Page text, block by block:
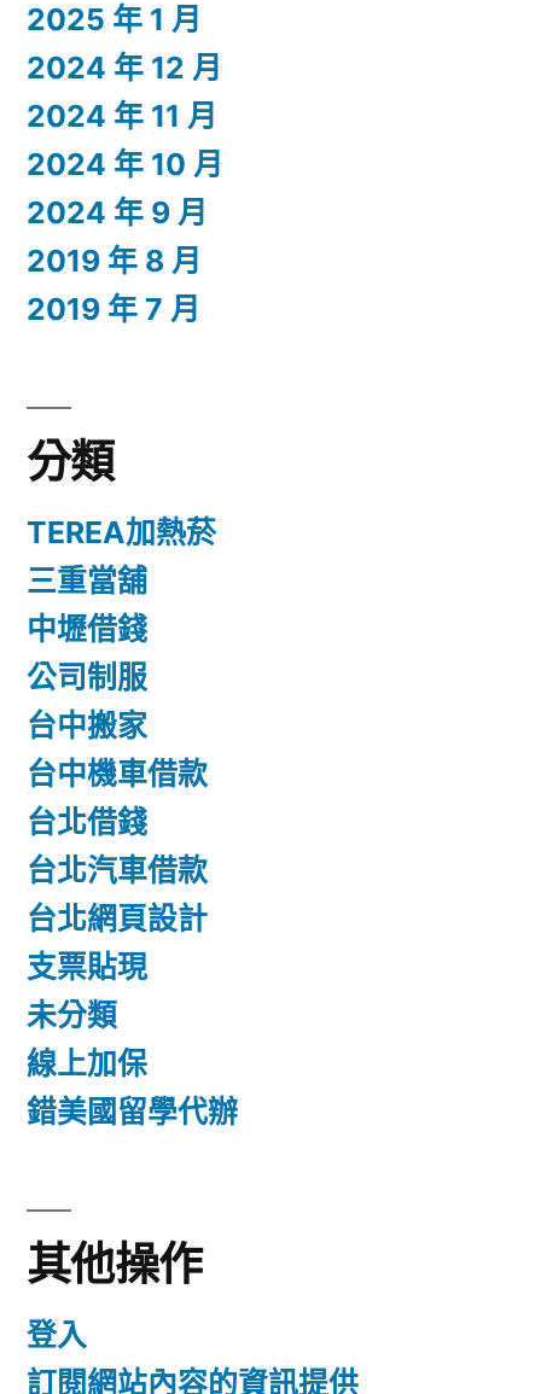
2025 年 1 月
2024 年 12 月
2024 年 11 月
2024 年 10 月
2024 年 9 月
2019 年 8 月
2019 年 7 月
分類
TEREA加熱菸
三重當舖
中壢借錢
公司制服
台中搬家
台中機車借款
台北借錢
台北汽車借款
台北網頁設計
支票貼現
未分類
線上加保
錯美國留學代辦
其他操作
登入
訂閱網站內容的資訊提供